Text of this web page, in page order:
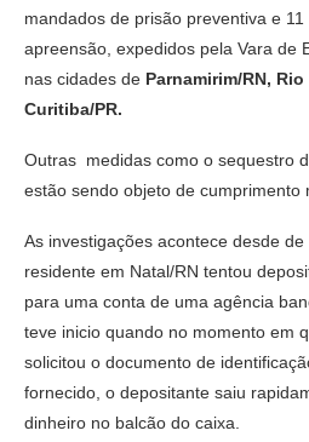
mandados de prisão preventiva e
apreensão, expedidos pela Vara de
nas cidades de Parnamirim/RN,
Curitiba/PR.
Outras medidas como o sequestro
estão sendo objeto de cumprimento
As investigações acontece desde
residente em Natal/RN tentou
para uma conta de uma agência
teve inicio quando no momento em
solicitou o documento de
fornecido, o depositante saiu
dinheiro no balcão do caixa.